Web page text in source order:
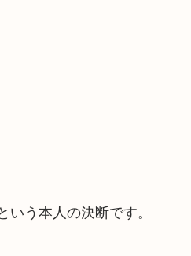
う本人の決断です。